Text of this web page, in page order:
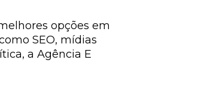
opções em
SEO, mídias
a Agência E